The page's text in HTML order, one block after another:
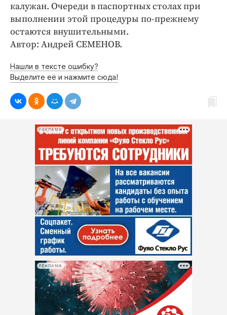
калужан. Очереди в паспортных столах при
выполнении этой процедуры по-прежнему
остаются внушительными.
Автор: Андрей СЕМЕНОВ.
Нашли в тексте ошибку?
Выделите её и нажмите сюда!
РЕКЛАМА
РЕКЛАМА